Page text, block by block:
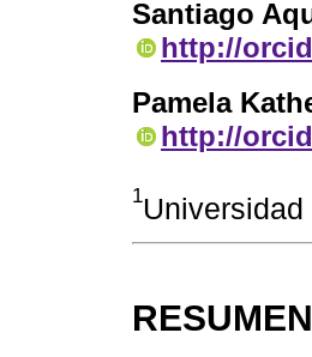
Santiago
http://
Pamela
http://
1
RESUMEN